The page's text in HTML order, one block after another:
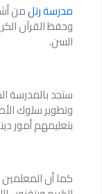
مدرسة رتلمن
وحفظ القرآن
السن.
ستجد بالمدرسة
وتطوير سلوك
بتعليمهم أمور
كما أن